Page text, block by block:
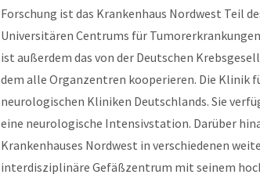
Forschung ist das Krankenhaus Nordwest Teil
Universitären Centrums für
ist außerdem das von der Deutschen
dem alle Organzentren kooperieren. Die Klinik
neurologischen Kliniken Deutschlands. Sie
eine neurologische Intensivstation. Darüber
Krankenhauses Nordwest in verschiedenen
interdisziplinäre Gefäßzentrum mit seinem